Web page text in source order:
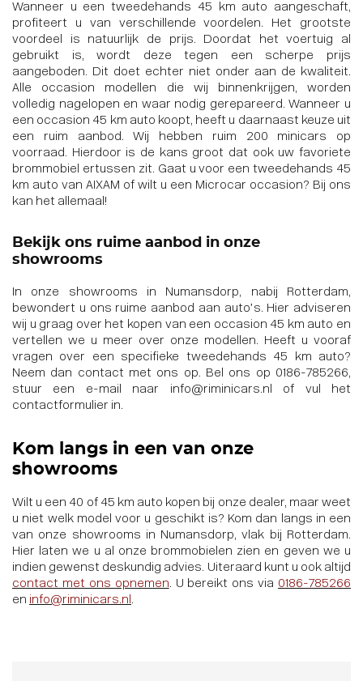
Wanneer u een tweedehands 45 km auto aangeschaft,
profiteert u van verschillende voordelen. Het grootste
voordeel is natuurlijk de prijs. Doordat het voertuig al
gebruikt is, wordt deze tegen een scherpe prijs
aangeboden. Dit doet echter niet onder aan de kwaliteit.
Alle occasion modellen die wij binnenkrijgen, worden
volledig nagelopen en waar nodig gerepareerd. Wanneer u
een occasion 45 km auto koopt, heeft u daarnaast keuze uit
een ruim aanbod. Wij hebben ruim 200 minicars op
voorraad. Hierdoor is de kans groot dat ook uw favoriete
brommobiel ertussen zit. Gaat u voor een tweedehands 45
km auto van AIXAM of wilt u een Microcar occasion? Bij ons
kan het allemaal!
Bekijk ons ruime aanbod in onze
showrooms
In onze showrooms in Numansdorp, nabij Rotterdam,
bewondert u ons ruime aanbod aan auto’s. Hier adviseren
wij u graag over het kopen van een occasion 45 km auto en
vertellen we u meer over onze modellen. Heeft u vooraf
vragen over een specifieke tweedehands 45 km auto?
Neem dan contact met ons op. Bel ons op 0186-785266,
stuur een e-mail naar info@riminicars.nl of vul het
contactformulier in.
Kom langs in een van onze
showrooms
Wilt u een 40 of 45 km auto kopen bij onze dealer, maar weet
u niet welk model voor u geschikt is? Kom dan langs in een
van onze showrooms in Numansdorp, vlak bij Rotterdam.
Hier laten we u al onze brommobielen zien en geven we u
indien gewenst deskundig advies. Uiteraard kunt u ook altijd
contact met ons opnemen. U bereikt ons via 0186-785266
en info@riminicars.nl .